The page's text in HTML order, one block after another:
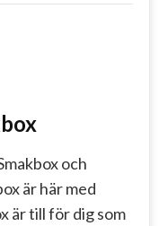
och
är här med
är till för dig som